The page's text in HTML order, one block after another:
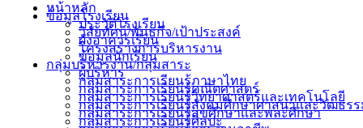
หน้าหลัก
ข้อมูลโรงเรียน
ประวัติโรงเรียน
วิสัยทัศน์/พันธกิจ/เป้าประสงค์
ผังอาคารเรียน
โครงสร้างการบริหารงาน
ข้อมูลนักเรียน
กลุ่มบริหารงาน/กลุ่มสาระ
ผู้บริหาร
กลุ่มสาระการเรียนรู้ภาษาไทย
กลุ่มสาระการเรียนรู้คณิตศาสตร์
กลุ่มสาระการเรียนรู้วิทยาศาสตร์และเทคโนโลยี
กลุ่มสาระการเรียนรู้สังคมศึกษาศาสนาและวัฒธร
กลุ่มสาระการเรียนรู้สุขศึกษาและพละศึกษา
กลุ่มสาระการเรียนรู้ศิลปะ